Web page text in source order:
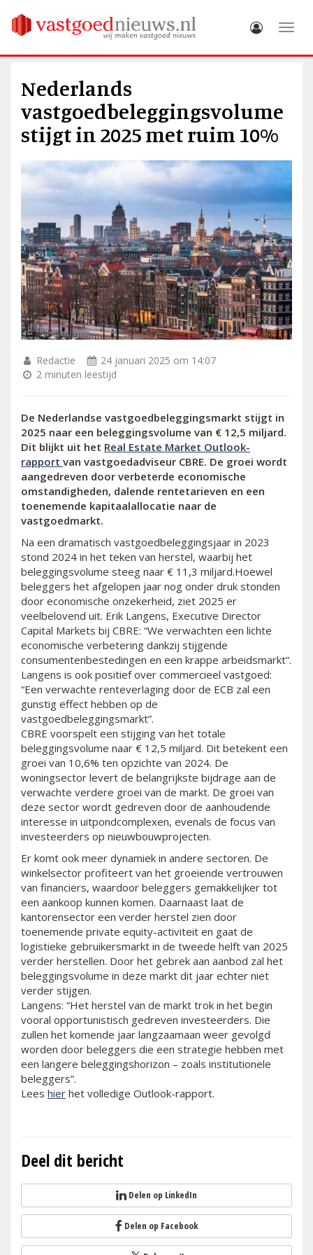
Nederlands
vastgoedbeleggingsvolume
stijgt in 2025 met ruim 10%
Redactie
24 januari 2025 om 14:07
2 minuten leestijd
De Nederlandse vastgoedbeleggingsmarkt stijgt in
2025 naar een beleggingsvolume van € 12,5 miljard.
Dit blijkt uit het Real Estate Market Outlook-
rapport van vastgoedadviseur CBRE. De groei wordt
aangedreven door verbeterde economische
omstandigheden, dalende rentetarieven en een
toenemende kapitaalallocatie naar de
vastgoedmarkt.
Na een dramatisch vastgoedbeleggingsjaar in 2023
stond 2024 in het teken van herstel, waarbij het
beleggingsvolume steeg naar € 11,3 miljard.Hoewel
beleggers het afgelopen jaar nog onder druk stonden
door economische onzekerheid, ziet 2025 er
veelbelovend uit. Erik Langens, Executive Director
Capital Markets bij CBRE: “We verwachten een lichte
economische verbetering dankzij stijgende
consumentenbestedingen en een krappe arbeidsmarkt”.
Langens is ook positief over commercieel vastgoed:
“Een verwachte renteverlaging door de ECB zal een
gunstig effect hebben op de
vastgoedbeleggingsmarkt”.
CBRE voorspelt een stijging van het totale
beleggingsvolume naar € 12,5 miljard. Dit betekent een
groei van 10,6% ten opzichte van 2024. De
woningsector levert de belangrijkste bijdrage aan de
verwachte verdere groei van de markt. De groei van
deze sector wordt gedreven door de aanhoudende
interesse in uitpondcomplexen, evenals de focus van
investeerders op nieuwbouwprojecten.
Er komt ook meer dynamiek in andere sectoren. De
winkelsector profiteert van het groeiende vertrouwen
van financiers, waardoor beleggers gemakkelijker tot
een aankoop kunnen komen. Daarnaast laat de
kantorensector een verder herstel zien door
toenemende private equity-activiteit en gaat de
logistieke gebruikersmarkt in de tweede helft van 2025
verder herstellen. Door het gebrek aan aanbod zal het
beleggingsvolume in deze markt dit jaar echter niet
verder stijgen.
Langens: “Het herstel van de markt trok in het begin
vooral opportunistisch gedreven investeerders. Die
zullen het komende jaar langzaamaan weer gevolgd
worden door beleggers die een strategie hebben met
een langere beleggingshorizon – zoals institutionele
beleggers”.
Lees hier het volledige Outlook-rapport.
Deel dit bericht
Delen op LinkedIn
Delen op Facebook